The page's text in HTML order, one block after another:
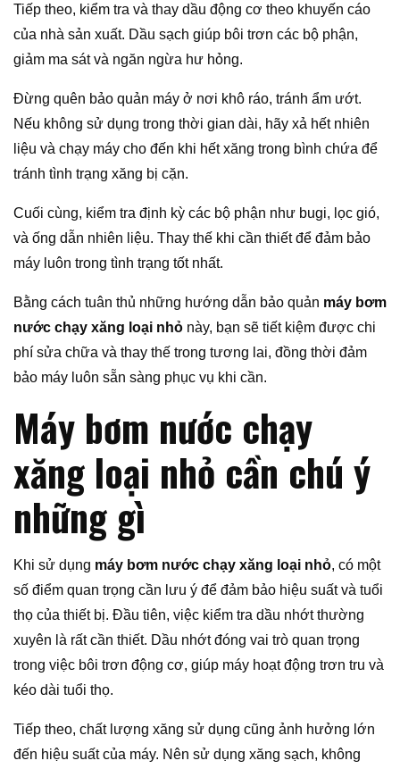
Tiếp theo, kiểm tra và thay dầu động cơ theo khuyến cáo
của nhà sản xuất. Dầu sạch giúp bôi trơn các bộ phận,
giảm ma sát và ngăn ngừa hư hỏng.
Đừng quên bảo quản máy ở nơi khô ráo, tránh ẩm ướt.
Nếu không sử dụng trong thời gian dài, hãy xả hết nhiên
liệu và chạy máy cho đến khi hết xăng trong bình chứa để
tránh tình trạng xăng bị cặn.
Cuối cùng, kiểm tra định kỳ các bộ phận như bugi, lọc gió,
và ống dẫn nhiên liệu. Thay thế khi cần thiết để đảm bảo
máy luôn trong tình trạng tốt nhất.
Bằng cách tuân thủ những hướng dẫn bảo quản máy bơm
nước chạy xăng loại nhỏ này, bạn sẽ tiết kiệm được chi
phí sửa chữa và thay thế trong tương lai, đồng thời đảm
bảo máy luôn sẵn sàng phục vụ khi cần.
Máy bơm nước chạy
xăng loại nhỏ cần chú ý
những gì
Khi sử dụng máy bơm nước chạy xăng loại nhỏ, có một
số điểm quan trọng cần lưu ý để đảm bảo hiệu suất và tuổi
thọ của thiết bị. Đầu tiên, việc kiểm tra dầu nhớt thường
xuyên là rất cần thiết. Dầu nhớt đóng vai trò quan trọng
trong việc bôi trơn động cơ, giúp máy hoạt động trơn tru và
kéo dài tuổi thọ.
Tiếp theo, chất lượng xăng sử dụng cũng ảnh hưởng lớn
đến hiệu suất của máy. Nên sử dụng xăng sạch, không